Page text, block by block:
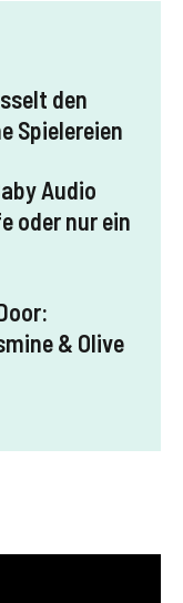
den
Spielereien
Audio
oder nur ein
& Olive